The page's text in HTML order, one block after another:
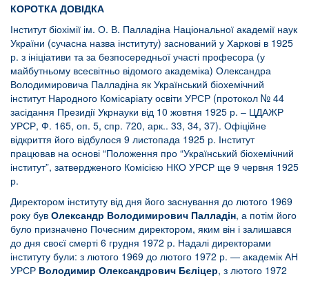
КОРОТКА ДОВІДКА
Інститут біохімії ім. О. В. Палладіна Національної академії наук
України (сучасна назва інституту) заснований у Харкові в 1925
р. з ініціативи та за безпосередньої участі професора (у
майбутньому всесвітньо відомого академіка) Олександра
Володимировича Палладіна як Український біохемічний
інститут Народного Комісаріату освіти УРСР (протокол № 44
засідання Президії Укрнауки від 10 жовтня 1925 р. – ЦДАЖР
УРСР, Ф. 165, оп. 5, спр. 720, арк.. 33, 34, 37). Офіційне
відкриття його відбулося 9 листопада 1925 р. Інститут
працював на основі “Положення про “Український біохемічний
інститут”, затвердженого Комісією НКО УРСР ще 9 червня 1925
р.
Директором інституту від дня його заснування до лютого 1969
року був Олександр Володимирович Палладін, а потім його
було призначено Почесним директором, яким він і залишався
до дня своєї смерті 6 грудня 1972 р. Надалі директорами
інституту були: з лютого 1969 до лютого 1972 р. — академік АН
УРСР Володимир Олександрович Бєліцер, з лютого 1972